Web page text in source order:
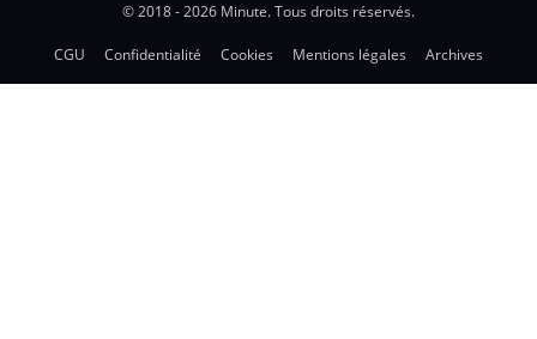
© 2018 - 2026 Minute. Tous droits réservés.
CGU Confidentialité Cookies Mentions légales Archives